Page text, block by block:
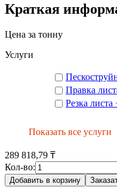
Краткая
Цена за тонну
Услуги
Правка
Резка листа
Показать все услуги
289 818,79 ₸
Кол-во:
Добавить в корзину